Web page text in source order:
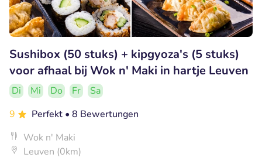
Sushibox (50 stuks) + kipgyoza's (5 stuks)
voor afhaal bij Wok n' Maki in hartje Leuven
Di Mi Do Fr
Sa
9
Perfekt • 8 Bewertungen
Wok n' Maki
Leuven (0km)